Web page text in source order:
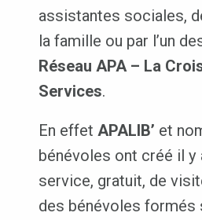
assistantes sociales,
la famille ou par l’un
Réseau APA – La
Services.
En effet APALIB’ et
bénévoles ont créé il y
service, gratuit, de
des bénévoles formés